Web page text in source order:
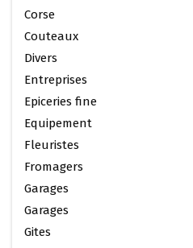
Corse
Couteaux
Divers
Entreprises
Epiceries fine
Equipement
Fleuristes
Fromagers
Garages
Garages
Gites